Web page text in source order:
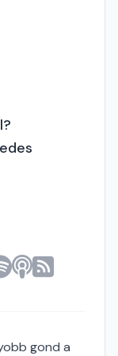
gond a